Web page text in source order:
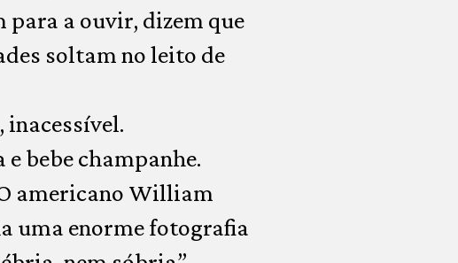
para a ouvir, dizem que
soltam no leito de
inacessível.
bebe champanhe.
americano William
uma enorme fotografia